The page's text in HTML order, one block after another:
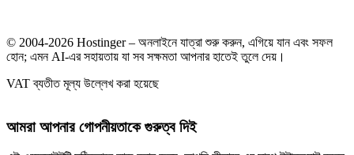
© 2004-2026 Hostinger – অনলাইনে যাত্রা শুরু করুন, এগিয়ে যান এবং সফল
হোন; এমন AI-এর সহায়তায় যা সব সক্ষমতা আপনার হাতেই তুলে দেয়।
VAT ব্যতীত মূল্য উল্লেখ করা হয়েছে
আমরা আপনার গোপনীয়তাকে গুরুত্ব দিই